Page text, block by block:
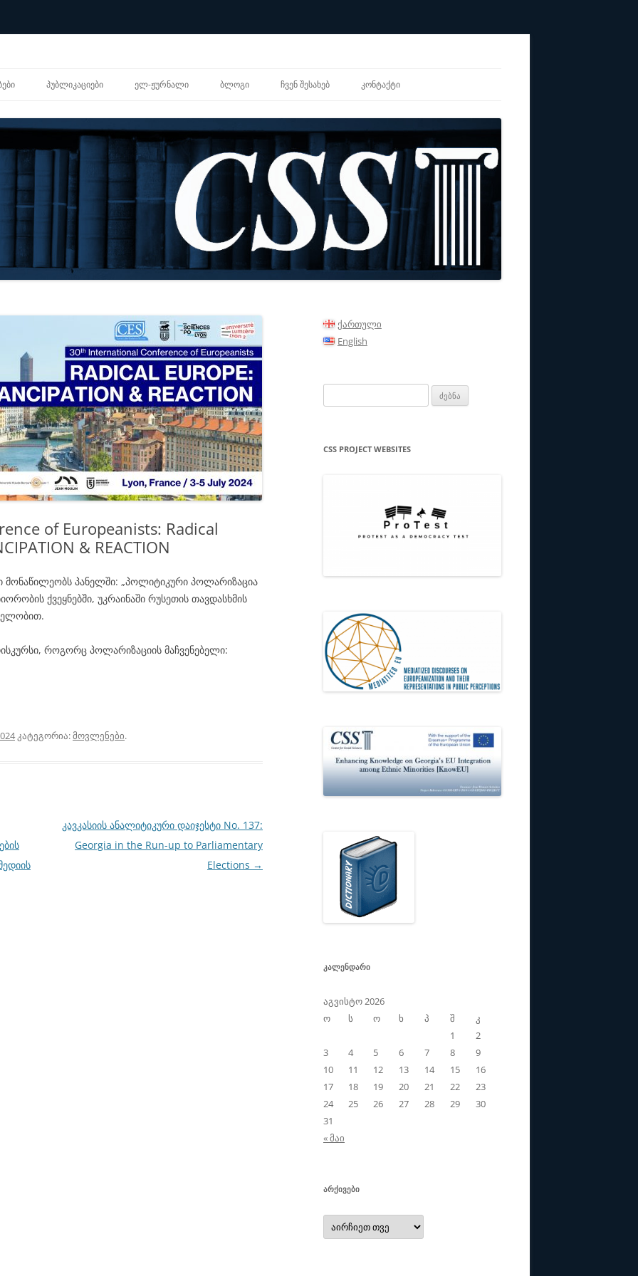
გადასვლა
ᲞᲣᲑᲚᲘᲙᲐᲪᲘᲔᲑᲘ
ᲐᲜᲐᲚᲘᲢᲘᲙᲣᲠᲘ ᲜᲐᲨᲠᲝᲛᲔᲑᲘ
ᲬᲘᲒᲜᲔᲑᲘ
ᲒᲐᲕᲠᲪᲝᲑᲘᲚᲘ ᲡᲘᲚᲐᲑᲣᲡᲔᲑᲘ
ᲔᲚ-ᲟᲣᲠᲜᲐᲚᲘ ᲑᲚᲝᲒᲘ ᲩᲕᲔᲜ ᲨᲔᲡᲐᲮᲔᲑ
ᲝᲠᲒᲐᲜᲘᲖᲐᲪᲘᲘᲡ CV
ᲪᲔᲜᲢᲠᲘᲡ ᲡᲐᲑᲭᲝ
ᲒᲔᲜᲓᲔᲠᲣᲚᲘ ᲗᲐᲜᲐᲡᲬᲝᲠᲝᲑᲘᲡ
ᲒᲔᲒᲛᲐ
ᲠᲔᲡᲣᲠᲡᲔᲑᲘ
ᲔᲚᲔᲥᲢᲠᲝᲜᲣᲚᲘ ᲚᲔᲥᲡᲘᲙᲝᲜᲘ-
ᲓᲝᲜᲝᲠᲔᲑᲘ/ᲞᲐᲠᲢᲜᲘᲝᲠᲔᲑᲘ
ᲙᲝᲜᲢᲐᲥᲢᲘ
of Europeanists: Radical
& REACTION
მონაწილეობს პანელში: „პოლიტიკური პოლარიზაცია
ქვეყნებში, უკრაინაში რუსეთის თავდასხმის
როგორც პოლარიზაციის მაჩვენებელი:
კატეგორია:მოვლენები.
კავკასიის ანალიტიკური დაიჯესტი No. 137:
Georgia in the Run-up to Parliamentary
Elections →
ქართული
English
CSS PROJECT WEBSITES
ᲙᲐᲚᲔᲜᲓᲐᲠᲘ
აგვისტო 2026
ო
ს ო ხ პ შ
კ
1
2
3
4 5 6 7 8
9
10
11 12 13 14 15
16
17
18 19 20 21 22
23
24
25 26 27 28 29
30
31
« მაი
ᲐᲠᲥᲘᲕᲔᲑᲘ
არქივები